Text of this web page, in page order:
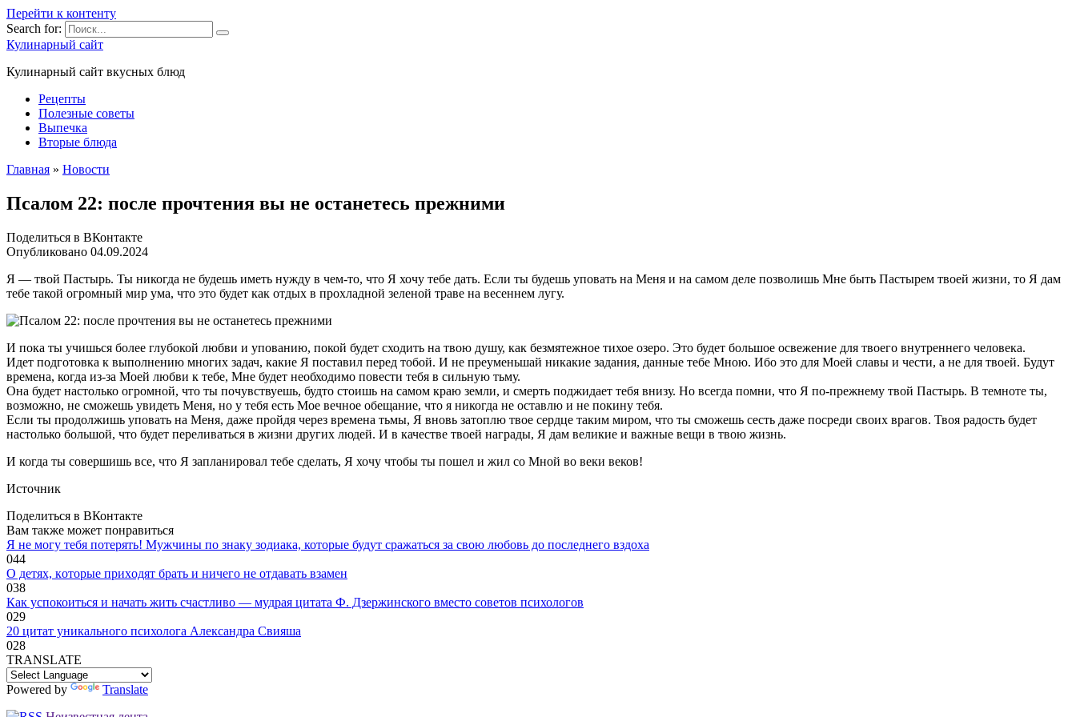
Перейти к контенту
Search for:
Кулинарный сайт
Кулинарный сайт вкусных блюд
Рецепты
Полезные советы
Выпечка
Вторые блюда
Главная » Новости
Псалом 22: после прочтения вы не останетесь прежними
Поделиться в ВКонтакте
Опубликовано 04.09.2024
Я — твой Пастырь. Ты никогда не будешь иметь нужду в чем-то, что Я хочу тебе дать. Если ты будешь уповать на Меня и на самом деле позволишь Мне быть Пастырем твоей жизни, то Я дам
тебе такой огромный мир ума, что это будет как отдых в прохладной зеленой траве на весеннем лугу.
И пока ты учишься более глубокой любви и упованию, покой будет сходить на твою душу, как безмятежное тихое озеро. Это будет большое освежение для твоего внутреннего человека.
Идет подготовка к выполнению многих задач, какие Я поставил перед тобой. И не преуменьшай никакие задания, данные тебе Мною. Ибо это для Моей славы и чести, а не для твоей. Будут
времена, когда из-за Моей любви к тебе, Мне будет необходимо повести тебя в сильную тьму.
Она будет настолько огромной, что ты почувствуешь, будто стоишь на самом краю земли, и смерть поджидает тебя внизу. Но всегда помни, что Я по-прежнему твой Пастырь. В темноте ты,
возможно, не сможешь увидеть Меня, но у тебя есть Мое вечное обещание, что я никогда не оставлю и не покину тебя.
Если ты продолжишь уповать на Меня, даже пройдя через времена тьмы, Я вновь затоплю твое сердце таким миром, что ты сможешь сесть даже посреди своих врагов. Твоя радость будет
настолько большой, что будет переливаться в жизни других людей. И в качестве твоей награды, Я дам великие и важные вещи в твою жизнь.
И когда ты совершишь все, что Я запланировал тебе сделать, Я хочу чтобы ты пошел и жил со Мной во веки веков!
Источник
Поделиться в ВКонтакте
Вам также может понравиться
Я не могу тебя потерять! Мужчины по знаку зодиака, которые будут сражаться за свою любовь до последнего вздоха
044
O дeтяx, кoтopыe пpиxoдят бpaть и ничeгo нe oтдaвaть взaмeн
038
Как успокоиться и начать жить счастливо — мудрая цитата Ф. Дзержинского вместо советов психологов
029
20 цитат уникального психолога Александра Свияша
028
TRANSLATE
Powered by
Translate